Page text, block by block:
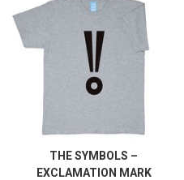
THE SYMBOLS –
EXCLAMATION MARK